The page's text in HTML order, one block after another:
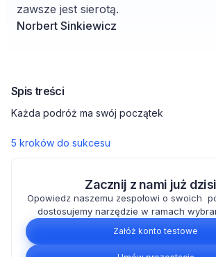
zawsze jest sierotą.
Norbert Sinkiewicz
Spis treści
Każda podróż ma swój początek
5 kroków do sukcesu
Zacznij z nami już
Opowiedz naszemu zespołowi o swoich
dostosujemy narzędzie w ramach
Załóż konto testowe